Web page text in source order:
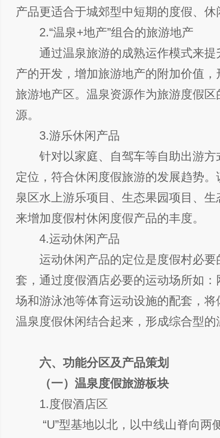
产品更适合于城郊型中短期的度假、休
2.“温泉+地产”组合的旅游地产
通过温泉旅游的成熟运作模式来提
产的开发，增加旅游地产的附加价值
旅游地产区。温泉资源作为旅游度假区
源。
3.游乐休闲产品
针对以家庭、自驾车等自助出游方
定位，符合休闲度假旅游的发展趋势
泉区水上游乐项目、生态果园项目、
来增加度假村休闲度假产品的丰度。
4.运动休闲产品
运动休闲产品的定位是度假村必要
套，通过度假酒店必要的运动场所如
场和游泳池等体育运动设施的配套，
温泉度假休闲结合起来，形成综合型的
六、功能分区及产品策划
（一）温泉度假旅游板块
1.度假酒店区
“U”型基地以北，以中线山脊向两